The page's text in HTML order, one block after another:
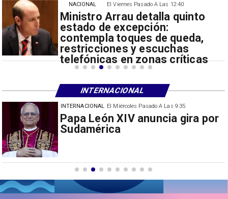
El Miércoles Pasado A Las 9:35
China restringe exportación de
drones a EEUU y sanciona
INTERNACIONAL
El Viernes Pasado A Las 12:40
Ministro Arrau detalla quinto
estado de excepción:
contempla toques de queda,
restricciones y escuchas
telefónicas en zonas críticas
NACIONAL
INTERNACIONAL